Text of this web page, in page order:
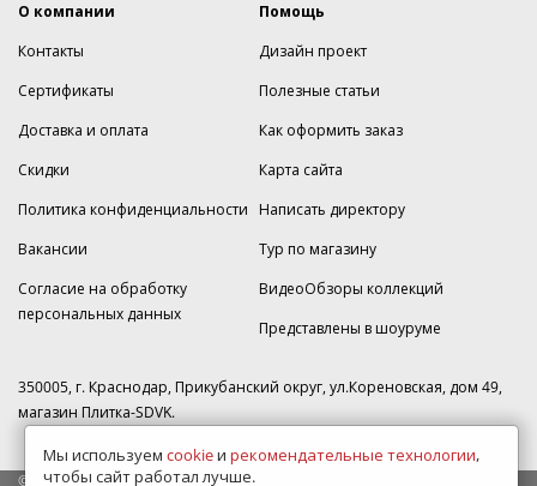
О компании
Контакты
Сертификаты
Доставка и оплата
Скидки
Политика конфиденциальности
Вакансии
Согласие на обработку
персональных данных
Помощь
Дизайн проект
Полезные статьи
Как оформить заказ
Карта сайта
Написать директору
Тур по магазину
ВидеоОбзоры коллекций
Представлены в шоуруме
350005, г. Краснодар, Прикубанский округ, ул.Кореновская, дом 49,
магазин Плитка-SDVK.
© 2009—2026 г. Все права защищены
Мы используем cookieи рекомендательные технологии,
чтобы сайт работал лучше.